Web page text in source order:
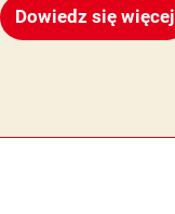
Dowiedz się więcej